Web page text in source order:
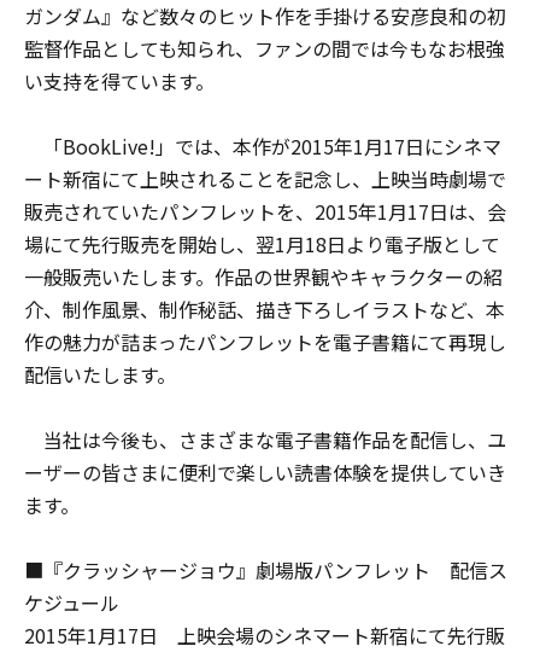
ガンダム』など数々のヒット作を手掛ける安彦良和の初
監督作品としても知られ、ファンの間では今もなお根強
い支持を得ています。
「BookLive!」では、本作が2015年1月17日にシネマ
ート新宿にて上映されることを記念し、上映当時劇場で
販売されていたパンフレットを、2015年1月17日は、会
場にて先行販売を開始し、翌1月18日より電子版として
一般販売いたします。作品の世界観やキャラクターの紹
介、制作風景、制作秘話、描き下ろしイラストなど、本
作の魅力が詰まったパンフレットを電子書籍にて再現し
配信いたします。
当社は今後も、さまざまな電子書籍作品を配信し、ユ
ーザーの皆さまに便利で楽しい読書体験を提供していき
ます。
■『クラッシャージョウ』劇場版パンフレット 配信ス
ケジュール
2015年1月17日 上映会場のシネマート新宿にて先行販